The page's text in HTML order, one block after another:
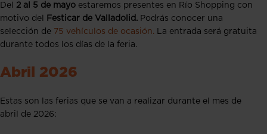
Del 2 al 5 de mayo estaremos presentes en Río Shopping con
motivo del
Festicar de Valladolid. Podrás conocer una
selección de 75 vehículos de ocasión. La entrada será gratuita
durante todos los días de la feria.
Abril 2026
Estas son las ferias que se van a realizar durante el mes de
abril de 2026: